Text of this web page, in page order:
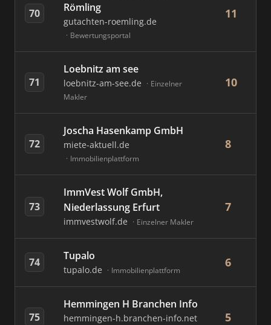
70
Römling
gutachten-roemling.de
Bewertungsportal
11
71
Loebnitz am see
loebnitz-am-see.de
Einzelner
Makler
10
72
Joscha Hasenkamp GmbH
miete-aktuell.de
Immobilienplattform
8
73
ImmVest Wolf GmbH,
Niederlassung Erfurt
immvestwolf.de Einzelner Makler
7
74 Tupalo
tupalo.de Immobilienplattform
6
75
Hemmingen H Branchen Info
hemmingen-h.branchen-info.net 5